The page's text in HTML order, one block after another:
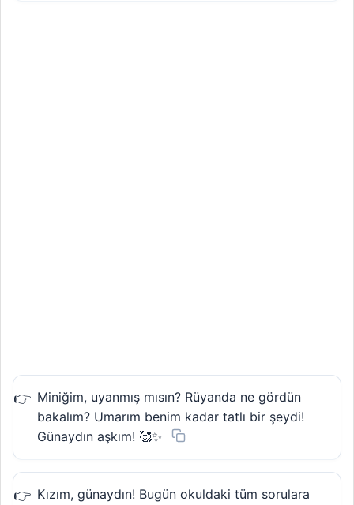
Miniğim, uyanmış mısın? Rüyanda ne gördün
bakalım? Umarım benim kadar tatlı bir şeydi!
Günaydın aşkım! 🥰✨
Kızım, günaydın! Bugün okuldaki tüm sorulara